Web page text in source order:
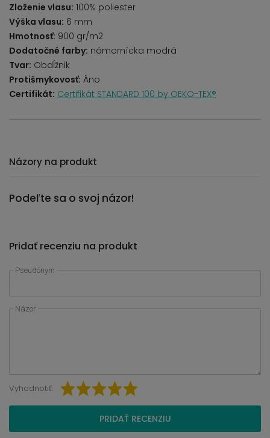
Zloženie vlasu: 100% poliester
Výška vlasu: 6 mm
Hmotnosť: 900 gr/m2
Dodatočné farby: námornícka modrá
Tvar: Obdĺžnik
Protišmykovosť: Áno
Certifikát: Certifikát STANDARD 100 by OEKO-TEX®
Názory na produkt
Podeľte sa o svoj názor!
Pridať recenziu na produkt
Pseudónym
Názor
Vyhodnotiť:
PRIDAŤ RECENZIU